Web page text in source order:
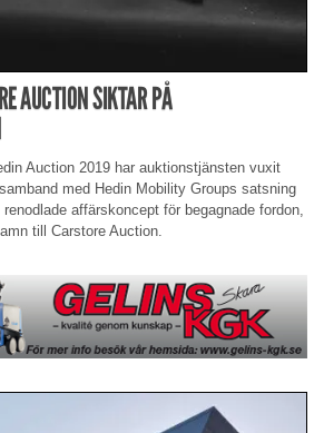
AUCTION SIKTAR PÅ
Auction 2019 har auktionstjänsten vuxit
med Hedin Mobility Groups satsning
affärskoncept för begagnade fordon,
till Carstore Auction.